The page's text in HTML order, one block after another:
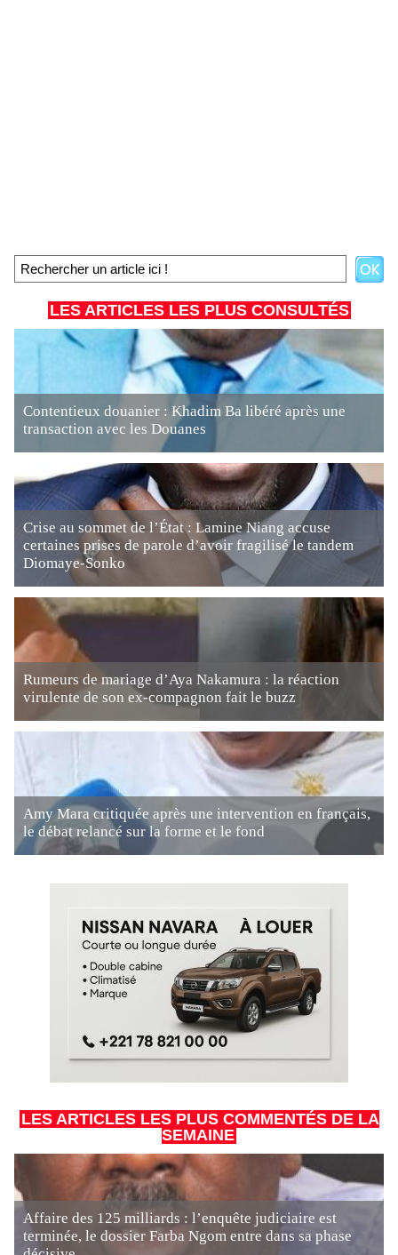
LES ARTICLES LES PLUS CONSULTÉS
Contentieux douanier : Khadim Ba libéré après une
transaction avec les Douanes
Crise au sommet de l’État : Lamine Niang accuse
certaines prises de parole d’avoir fragilisé le tandem
Diomaye-Sonko
Rumeurs de mariage d’Aya Nakamura : la réaction
virulente de son ex-compagnon fait le buzz
Amy Mara critiquée après une intervention en français,
le débat relancé sur la forme et le fond
LES ARTICLES LES PLUS COMMENTÉS DE LA
SEMAINE
Affaire des 125 milliards : l’enquête judiciaire est
terminée, le dossier Farba Ngom entre dans sa phase